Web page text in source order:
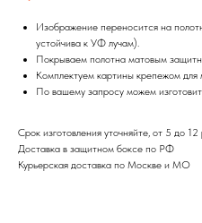
Изображение переносится на
устойчива к УФ лучам).
Покрываем полотна матовым
Комплектуем картины крепежом для
По вашему запросу можем
Срок изготовления уточняйте, от 5 до 12
Доставка в защитном боксе по РФ
Курьерская доставка по Москве и МО